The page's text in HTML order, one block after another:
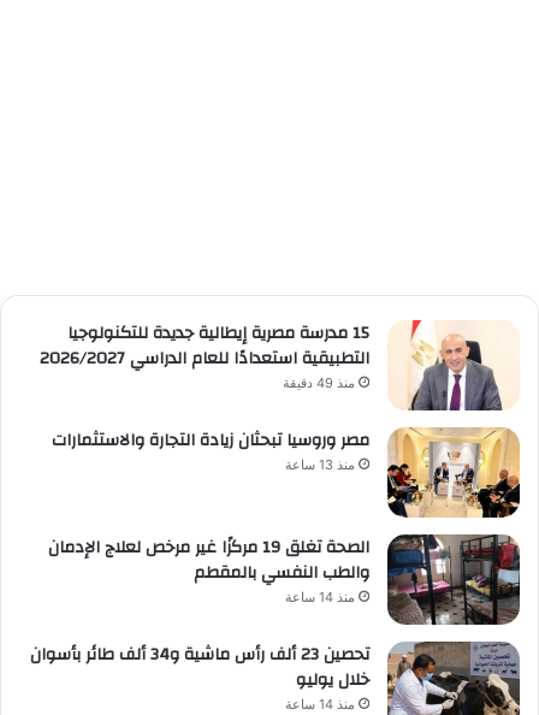
15 مدرسة مصرية إيطالية جديدة للتكنولوجيا
التطبيقية استعدادًا للعام الدراسي 2026/2027
منذ 49 دقيقة
مصر وروسيا تبحثان زيادة التجارة والاستثمارات
منذ 13 ساعة
الصحة تغلق 19 مركزًا غير مرخص لعلاج الإدمان
والطب النفسي بالمقطم
منذ 14 ساعة
تحصين 23 ألف رأس ماشية و34 ألف طائر بأسوان
خلال يوليو
منذ 14 ساعة